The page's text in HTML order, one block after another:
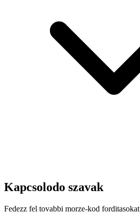
Kapcsolodo szavak
Fedezz fel tovabbi morze-kod forditasokat